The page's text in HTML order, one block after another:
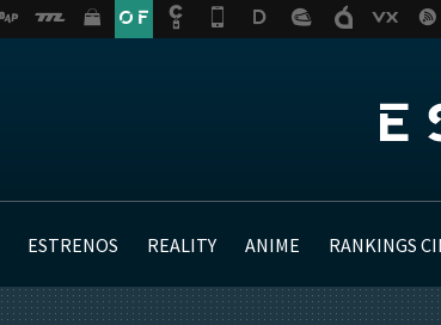
ESTRENOS REALITY ANIME RANKINGS